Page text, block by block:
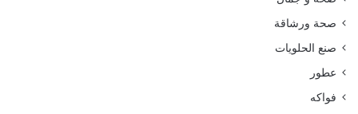
صحة ورشاقة
صنع الحلويات
عطور
فواكه